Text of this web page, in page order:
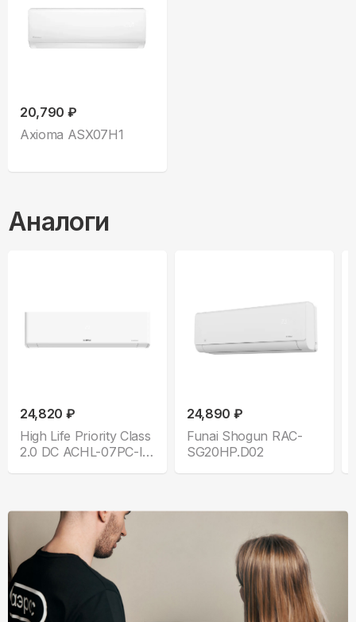
20,790 ₽
Axioma ASX07H1
Аналоги
24,820 ₽
High Life Priority Class
2.0 DC ACHL-07PС-I-
24,890 ₽
Funai Shogun RAC-
SG20HP.D02